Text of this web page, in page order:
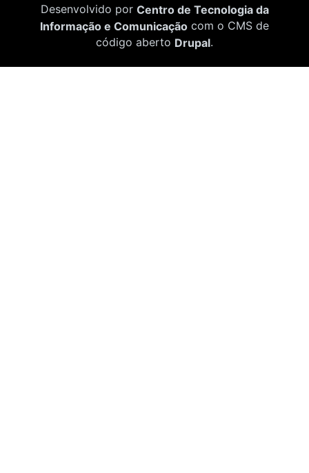
Desenvolvido por Centro de Tecnologia da
Informação e Comunicação com o CMS de
código aberto Drupal.